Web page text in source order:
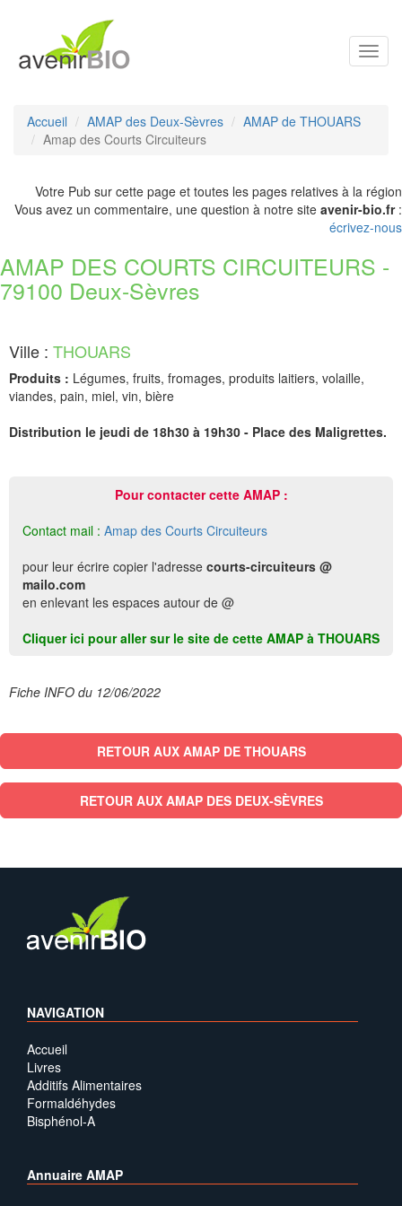
Accueil AMAP des Deux-Sèvres
AMAP de THOUARS
Amap des Courts Circuiteurs
Votre Pub sur cette page et toutes les pages relatives à la région
Vous avez un commentaire, une question à notre site avenir-bio.fr:
écrivez-nous
AMAP DES COURTS CIRCUITEURS -
79100 Deux-Sèvres
Ville : THOUARS
Produits : Légumes, fruits, fromages, produits laitiers, volaille,
viandes, pain, miel, vin, bière
Distribution le jeudi de 18h30 à 19h30 - Place des Maligrettes.
Pour contacter cette AMAP :
Contact mail : Amap des Courts Circuiteurs
pour leur écrire copier l'adresse courts-circuiteurs @
mailo.com
en enlevant les espaces autour de @
Cliquer ici pour aller sur le site de cette AMAP à THOUARS
Fiche INFO du 12/06/2022
RETOUR AUX AMAP DE THOUARS
RETOUR AUX AMAP DES DEUX-SÈVRES
NAVIGATION
Accueil
Livres
Additifs Alimentaires
Formaldéhydes
Bisphénol-A
Annuaire AMAP